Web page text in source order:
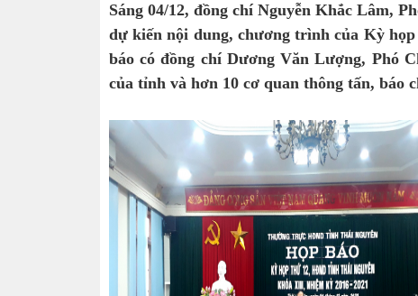
Sáng 04/12, đồng chí Nguyễn Khắc Lâm,
dự kiến nội dung, chương trình của Kỳ
báo có đồng chí Dương Văn Lượng, Phó
của tỉnh và hơn 10 cơ quan thông tấn, báo